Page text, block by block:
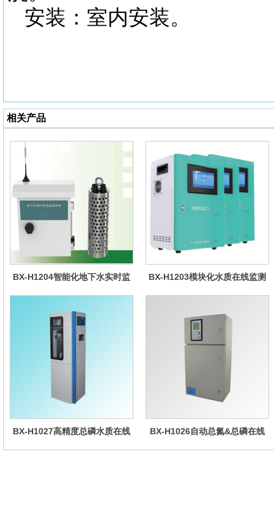
安装：室内安装。
相关产品
BX-H1204智能化地下水实时监
BX-H1203模块化水质在线监测
BX-H1027高精度总磷水质在线
BX-H1026自动总氮&总磷在线